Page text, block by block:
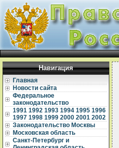
Навигация
Главная
Новости сайта
Федеральное
законодательство
1991 1992 1993 1994 1995 1996
1997 1998 1999 2000 2001 2002
Законодательство Москвы
Московская область
Санкт-Петербург и